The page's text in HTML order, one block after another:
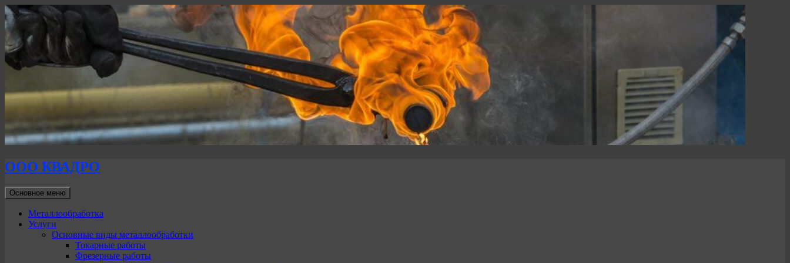
ООО КВАДРО
Поиск
Основное меню
к
содержимому
Металлообработка
Услуги
Основные виды металлообработки
Токарные работы
Фрезерные работы